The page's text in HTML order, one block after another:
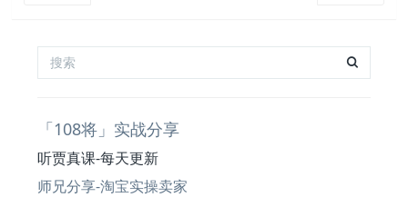
「108将」实战分享
听贾真课-每天更新
师兄分享-淘宝实操卖家